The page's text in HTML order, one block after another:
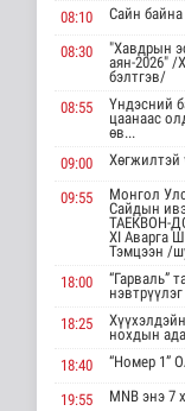
8
АИ
8
08:10
Сайн
08:30
"Хавдрын
аян-2026" /
бэлтгэв/
08:55
Үндэсний
цаанаас
өв...
09:00
Хөгжилтэй
09:55
Монгол
Сайдын
ТАЕКВОН-
XI Аварга
Тэмцээн /
18:00
“Гарваль”
18:25
нохдын
18:40
“Номер 1”
19:55 MNB энэ 7